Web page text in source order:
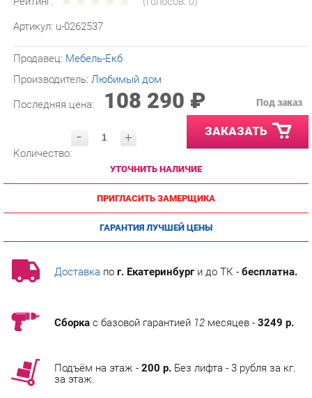
Артикул: u-0262537
Производитель:Любимый дом
Последняя цена: 108 290 ₽
- ЗАКАЗАТЬ
УТОЧНИТЬ НАЛИЧИЕ
ПРИГЛАСИТЬ ЗАМЕРЩИКА
ГАРАНТИЯ ЛУЧШЕЙ ЦЕНЫ
Доставкапог. Екатеринбурги до ТК -бесплатна.
АНАЛОГИ